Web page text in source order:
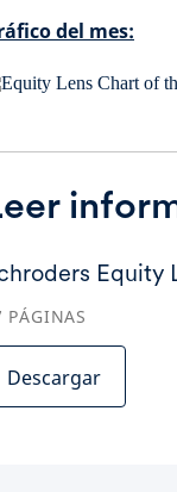
del mes:
Equity
PÁGINAS
Descargar